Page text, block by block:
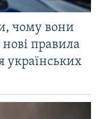
чому вони
правила
українських